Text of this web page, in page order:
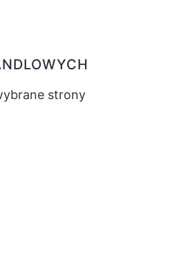
strony